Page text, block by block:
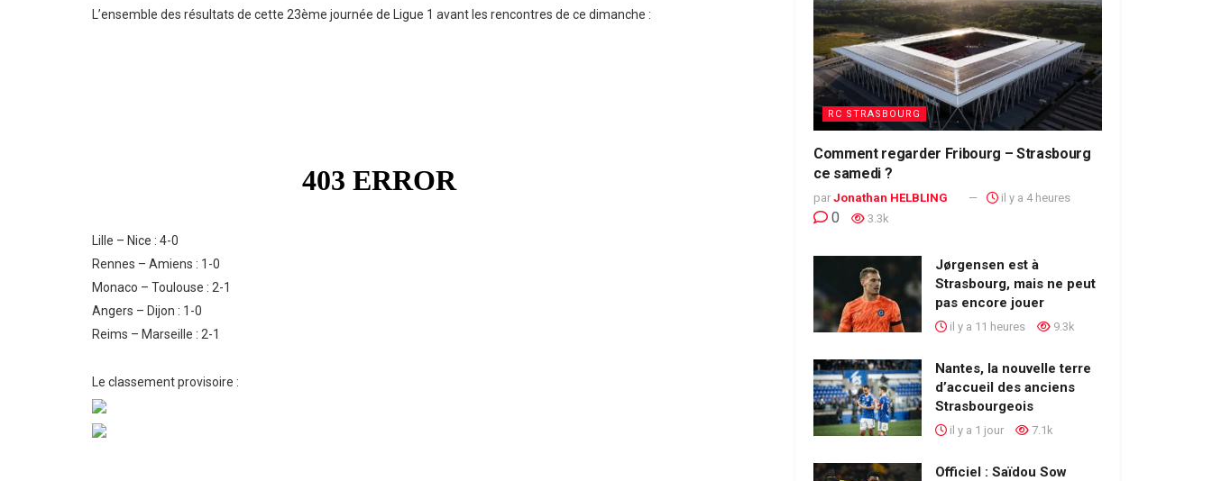
L’ensemble des résultats de cette 23ème journée de Ligue 1 avant les rencontres de ce dimanche :
Lille – Nice : 4-0
Rennes – Amiens : 1-0
Monaco – Toulouse : 2-1
Angers – Dijon : 1-0
Reims – Marseille : 2-1
Le classement provisoire :
RC STRASBOURG
Comment regarder Fribourg – Strasbourg
ce samedi ?
par Jonathan HELBLING il y a 4 heures
0 3.3k
Jørgensen est à
Strasbourg, mais ne peut
pas encore jouer
il y a 11 heures 9.3k
Nantes, la nouvelle terre
d’accueil des anciens
Strasbourgeois
il y a 1 jour 7.1k
Officiel : Saïdou Sow